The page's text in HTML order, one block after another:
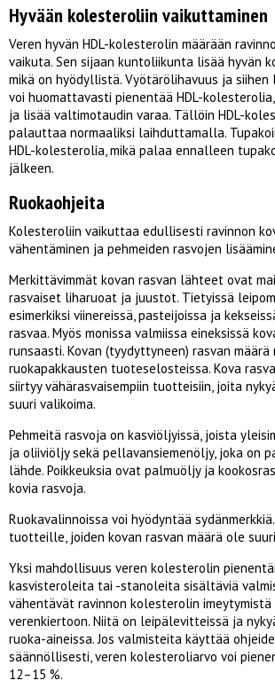
Hyvään kolesteroliin vaikuttaminen
Veren hyvän HDL-kolesterolin määrään
vaikuta. Sen sijaan kuntoliikunta lisää hyvän
mikä on hyödyllistä. Vyötärölihavuus ja
voi huomattavasti pienentää HDL-
ja lisää valtimotaudin varaa. Tällöin HDL-
palauttaa normaaliksi laihduttamalla.
HDL-kolesterolia, mikä palaa ennalleen
jälkeen.
Ruokaohjeita
Kolesteroliin vaikuttaa edullisesti ravinnon
vähentäminen ja pehmeiden rasvojen
Merkittävimmät kovan rasvan lähteet ovat
rasvaiset liharuoat ja juustot. Tietyissä
esimerkiksi viinereissä, pasteijoissa ja
rasvaa. Myös monissa valmiissa eineksissä
runsaasti. Kovan (tyydyttyneen) rasvan
ruokapakkausten tuoteselosteissa. Kova
siirtyy vähärasvaisempiin tuotteisiin, joita
suuri valikoima.
Pehmeitä rasvoja on kasviöljyissä, joista
ja oliiviöljy sekä pellavansiemenöljy, joka on
lähde. Poikkeuksia ovat palmuöljy ja
kovia rasvoja.
Ruokavalinnoissa voi hyödyntää
tuotteille, joiden kovan rasvan määrä ole
Yksi mahdollisuus veren kolesterolin
kasvisteroleita tai -stanoleita sisältäviä
vähentävät ravinnon kolesterolin
verenkiertoon. Niitä on leipälevitteissä ja
ruoka-aineissa. Jos valmisteita käyttää
säännöllisesti, veren kolesteroliarvo voi
12–15 %.